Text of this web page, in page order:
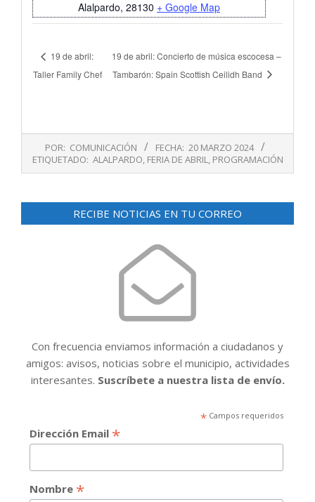
Alalpardo, 28130 + Google Map
19 de abril:
Taller Family Chef
19 de abril: Concierto de música escocesa –
Tambarón: Spain Scottish Ceilidh Band
03-
20
POR: COMUNICACIÓN FECHA: 20 MARZO 2024
ETIQUETADO: ALALPARDO, FERIA DE ABRIL, PROGRAMACIÓN
RECIBE NOTICIAS EN TU CORREO
Con frecuencia enviamos información a ciudadanos y
amigos: avisos, noticias sobre el municipio, actividades
interesantes. Suscríbete a nuestra lista de envío.
*Campos requeridos
Dirección Email *
Nombre *